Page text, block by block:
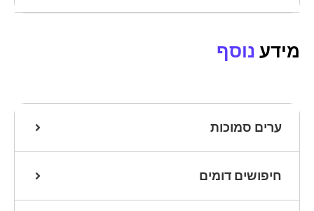
מידע נוסף
ערים סמוכות
חיפושים דומים